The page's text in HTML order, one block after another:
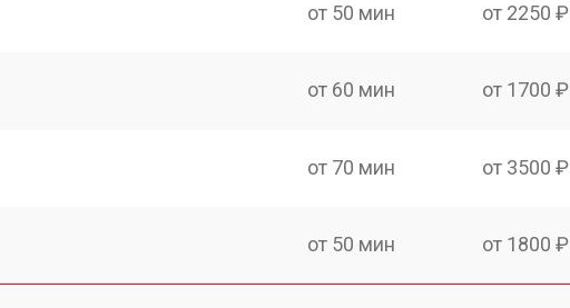
от 50 мин от 2250 ₽
от 60 мин от 1700 ₽
от 70 мин от 3500 ₽
от 50 мин от 1800 ₽